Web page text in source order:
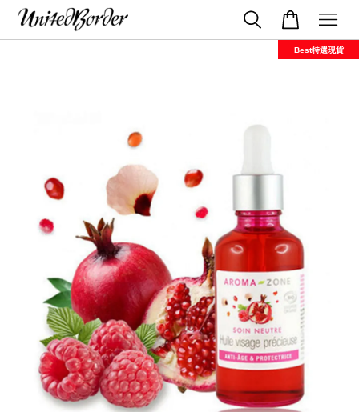
Best特選現貨